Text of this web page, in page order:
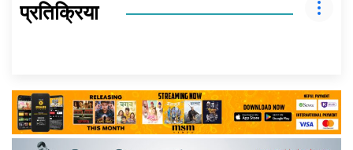
प्रतिक्रिया